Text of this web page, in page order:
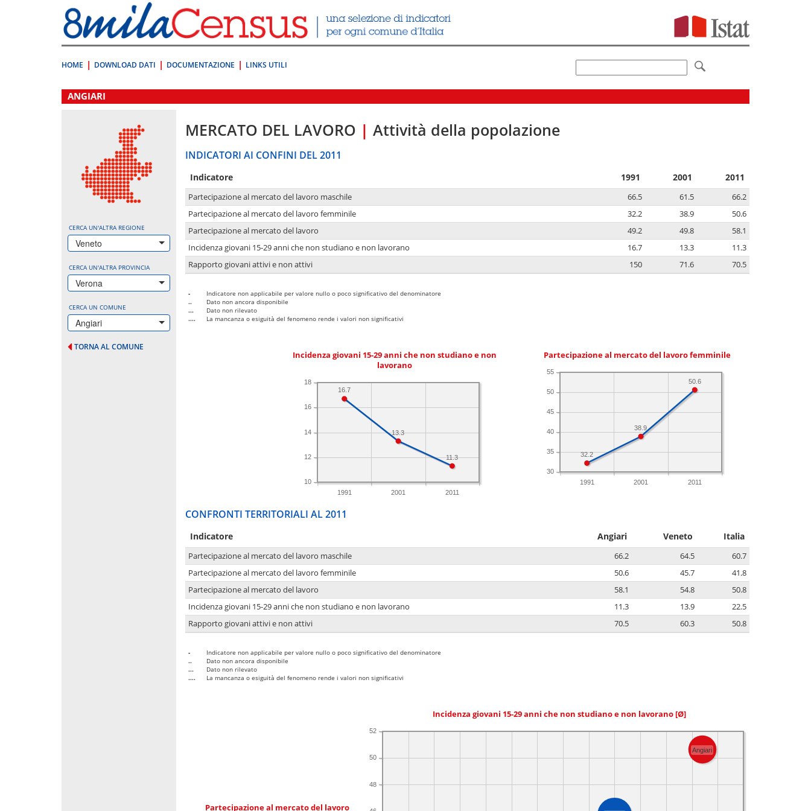
direttamente
a:
Contenuto
HOME DOWNLOAD DATI DOCUMENTAZIONE LINKS UTILI
.
ANGIARI
CERCA UN'ALTRA REGIONE
Veneto
CERCA UN'ALTRA PROVINCIA
Verona
CERCA UN COMUNE
Angiari
TORNA AL COMUNE
MERCATO DEL LAVORO | Attività della popolazione
INDICATORI AI CONFINI DEL 2011
Indicatore 1991 2001 2011
Partecipazione al mercato del lavoro maschile 66.5 61.5
66.2
Partecipazione al mercato del lavoro femminile
32.2 38.9
50.6
Partecipazione al mercato del lavoro
49.2 49.8
58.1
Incidenza giovani 15-29 anni che non studiano e non lavorano
16.7 13.3
11.3
Rapporto giovani attivi e non attivi
150 71.6 70.5
-
Indicatore non applicabile per valore nullo o poco significativo del denominatore
..
Dato non ancora disponibile
...
Dato non rilevato
....
La mancanza o esiguità del fenomeno rende i valori non significativi
Incidenza giovani 15-29 anni che non studiano e non
lavorano
1991 2001 2011
10
12
14
16
18
11.3
13.3
16.7
Partecipazione al mercato del lavoro femminile
1991 2001 2011
30
35
40
45
50
55
50.6
38.9
32.2
CONFRONTI TERRITORIALI AL 2011
Indicatore Angiari Veneto Italia
Partecipazione al mercato del lavoro maschile 66.2 64.5
60.7
Partecipazione al mercato del lavoro femminile
50.6 45.7
41.8
Partecipazione al mercato del lavoro
58.1 54.8
50.8
Incidenza giovani 15-29 anni che non studiano e non lavorano
11.3 13.9
22.5
Rapporto giovani attivi e non attivi
70.5 60.3 50.8
-
Indicatore non applicabile per valore nullo o poco significativo del denominatore
..
Dato non ancora disponibile
...
Dato non rilevato
....
La mancanza o esiguità del fenomeno rende i valori non significativi
Incidenza giovani 15-29 anni che non studiano e non lavorano [Ø]
Partecipazione al mercato del lavoro
48
50
52
Angiari